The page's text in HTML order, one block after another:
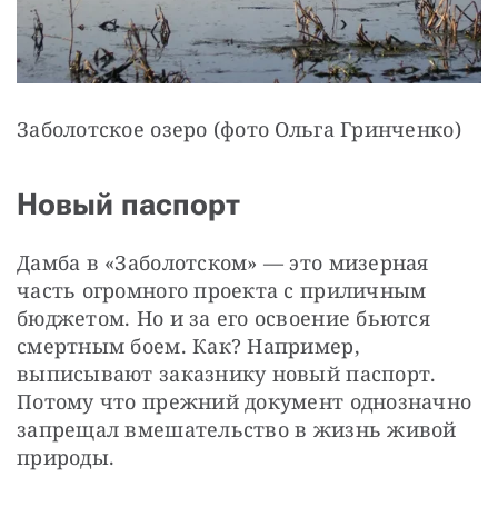
Заболотское озеро (фото Ольга Гринченко)
Новый паспорт
Дамба в «Заболотском» — это мизерная
часть огромного проекта с приличным
бюджетом. Но и за его освоение бьются
смертным боем. Как? Например,
выписывают заказнику новый паспорт.
Потому что прежний документ однозначно
запрещал вмешательство в жизнь живой
природы.